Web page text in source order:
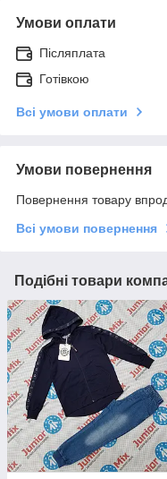
Умови оплати
Післяплата
Готівкою
Всі умови оплати
Умови повернення
Повернення товару
Всі умови повернення
Подібні товари